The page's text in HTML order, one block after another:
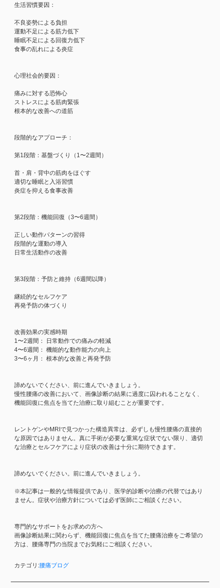
生活習慣要因：
不良姿勢による負担
運動不足による筋力低下
睡眠不足による回復力低下
食事の乱れによる炎症
心理社会的要因：
痛みに対する恐怖心
ストレスによる筋肉緊張
根本的な改善への道筋
段階的なアプローチ：
第1段階：基盤づくり（1〜2週間）
首・肩・背中の筋肉をほぐす
適切な睡眠と入浴習慣
炎症を抑える食事改善
第2段階：機能回復（3〜6週間）
正しい動作パターンの習得
段階的な運動の導入
日常生活動作の改善
第3段階：予防と維持（6週間以降）
継続的なセルフケア
再発予防の体づくり
改善効果の実感時期
1〜2週間： 日常動作での痛みの軽減
4〜6週間： 機能的な動作能力の向上
3〜6ヶ月： 根本的な改善と再発予防
諦めないでください、前に進んでいきましょう。
慢性腰痛の改善において、画像診断の結果に過度に囚われることなく、
機能回復に焦点を当てた治療に取り組むことが重要です。
レントゲンやMRIで見つかった構造異常は、必ずしも慢性腰痛の直接的
な原因ではありません。真に手術が必要な重篤な症状でない限り、適切
な治療とセルフケアにより症状の改善は十分に期待できます。
諦めないでください。前に進んでいきましょう。
※本記事は一般的な情報提供であり、医学的診断や治療の代替ではあり
ません。症状や治療方針については必ず医師にご相談ください。
専門的なサポートをお求めの方へ
画像診断結果に関わらず、機能回復に焦点を当てた腰痛治療をご希望の
方は、腰痛専門の当院までお気軽にご相談ください。
カテゴリ:腰痛ブログ